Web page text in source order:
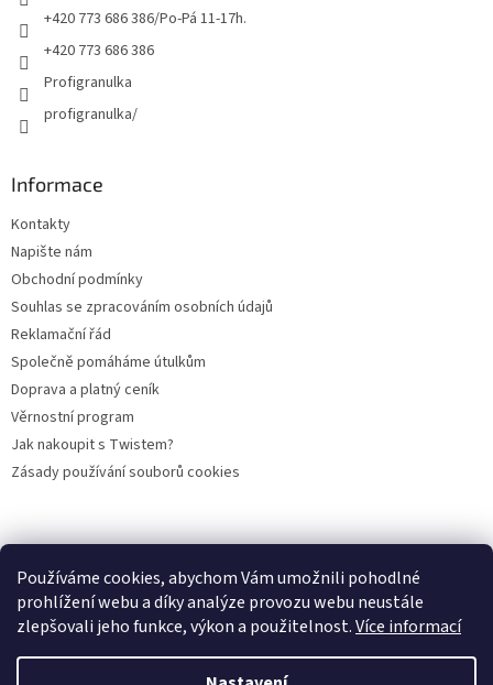
Používáme cookies, abychom Vám umožnili pohodlné
prohlížení webu a díky analýze provozu webu neustále
zlepšovali jeho funkce, výkon a použitelnost.Více informací
+420 773 686 386/Po-Pá 11-17h.
+420 773 686 386
Profigranulka
profigranulka/
Informace
Kontakty
Napište nám
Obchodní podmínky
Souhlas se zpracováním osobních údajů
Reklamační řád
Společně pomáháme útulkům
Doprava a platný ceník
Věrnostní program
Jak nakoupit s Twistem?
Zásady používání souborů cookies